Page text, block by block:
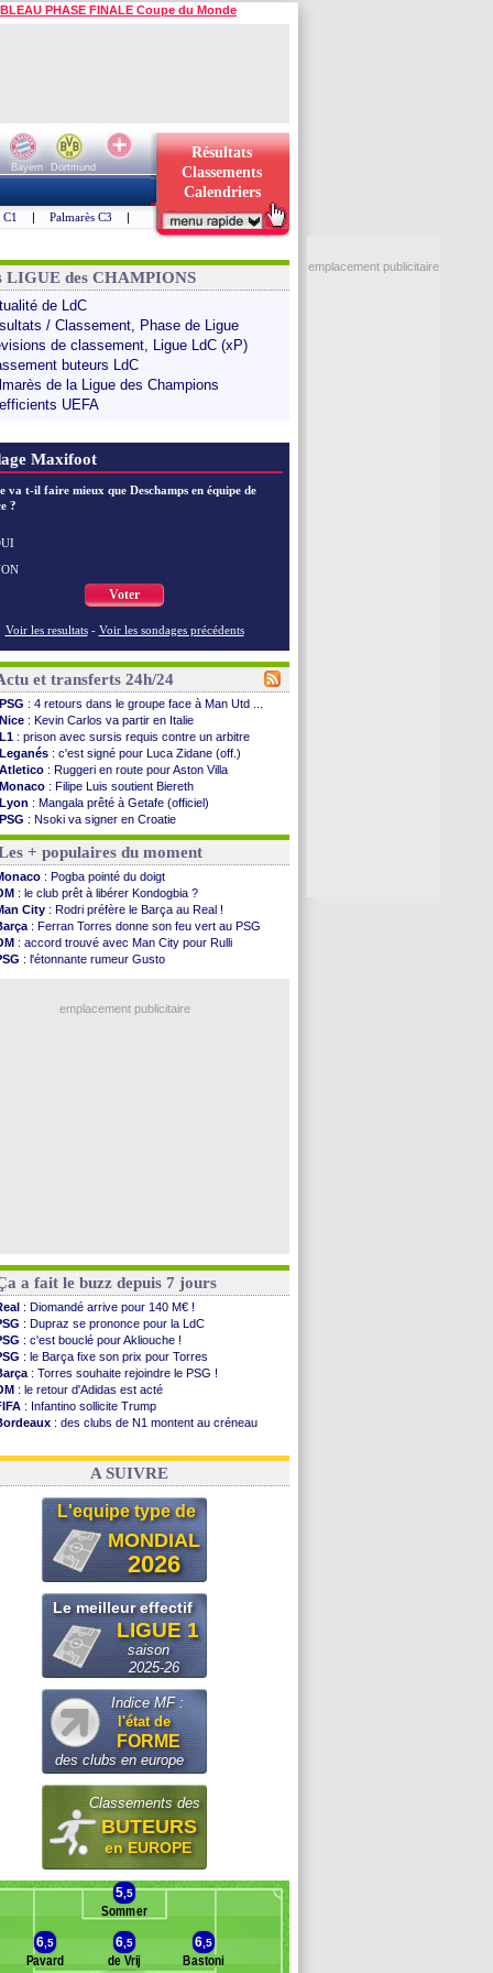
PHASE FINALE Coupe du Monde
Bayern
Dortmund
Résultats
Classements
Calendriers
C1 | Palmarès C3 |
LIGUE des CHAMPIONS
de LdC
/ Classement, Phase de Ligue
de classement, Ligue LdC (xP)
buteurs LdC
de la Ligue des Champions
UEFA
Maxifoot
va t-il faire mieux que Deschamps en équipe de
?
Voter
Voir les resultats - Voir les sondages précédents
et transferts 24h/24
PSG : 4 retours dans le groupe face à Man Utd ...
Nice : Kevin Carlos va partir en Italie
L1 : prison avec sursis requis contre un arbitre
Leganés : c'est signé pour Luca Zidane (off.)
Atletico : Ruggeri en route pour Aston Villa
Monaco : Filipe Luis soutient Biereth
Lyon : Mangala prêté à Getafe (officiel)
PSG : Nsoki va signer en Croatie
Arsenal: Naples vise Gabriel Jesus
Real : Mastantuono prêté à la Fiorentina (off.)
Man City: accord avec le Barça pour Rodri ?
Rennes : Haise a prolongé (officiel)
Palace: Tomiyasu a convaincu (officiel)
OM : B. Genesio - "ce n'est pas idéal"
TFC: Sion Oppong signe pour 4 ans (officiel)
PSG: Liverpool va proposer 115 M€ pour ...
Norvège: la démission d'Infantino réclamée
: Luca Zidane va changer de club
+ populaires du moment
: Pogba pointé du doigt
: le club prêt à libérer Kondogbia ?
City : Rodri préfère le Barça au Real !
: Ferran Torres donne son feu vert au PSG
: accord trouvé avec Man City pour Rulli
: l'étonnante rumeur Gusto
emplacement publicitaire
a fait le buzz depuis 7 jours
: Diomandé arrive pour 140 M€ !
: Dupraz se prononce pour la LdC
: c'est bouclé pour Akliouche !
: le Barça fixe son prix pour Torres
: Torres souhaite rejoindre le PSG !
: le retour d'Adidas est acté
: Infantino sollicite Trump
: des clubs de N1 montent au créneau
: le démenti de Leipzig pour Diomandé
A SUIVRE
L'equipe type de
MONDIAL
2026
Le meilleur effectif
LIGUE 1
saison
2025-26
Indice MF :
l'état de
FORME
des clubs en europe
Classements des
BUTEURS
en EUROPE
5 ,5
Sommer
6 ,5
Pavard
6 ,5
de Vrij
6 ,5
Bastoni
emplacement publicitaire